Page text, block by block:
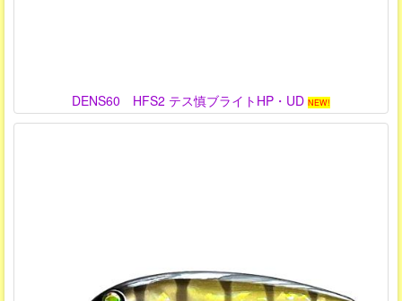
DENS60 HFS2 テス慎ブライトHP・UD NEW!